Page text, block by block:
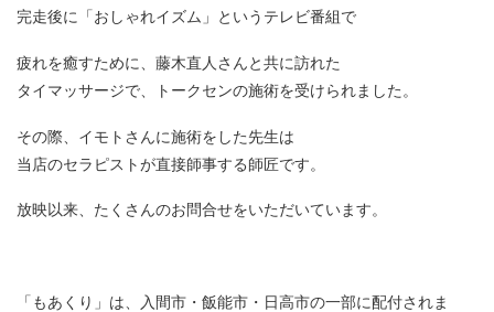
完走後に「おしゃれイズム」というテレビ番組で
疲れを癒すために、藤木直人さんと共に訪れた
タイマッサージで、トークセンの施術を受けられました。
その際、イモトさんに施術をした先生は
当店のセラピストが直接師事する師匠です。
放映以来、たくさんのお問合せをいただいています。
「もあくり」は、入間市・飯能市・日高市の一部に配付されま